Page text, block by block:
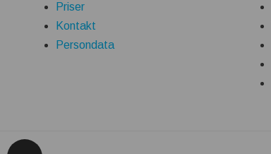
Priser
Kontakt
Persondata